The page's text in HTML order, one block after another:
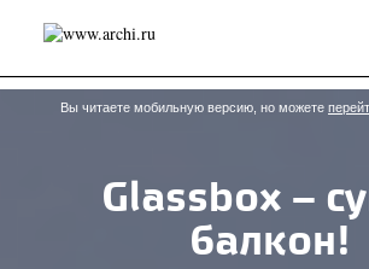
Россия Мир Технологии Интерьер
Проекты
Конкурсы События Книги
send.project Анонсы конкурсов
Интервью Исследование
Результаты
Вы читаете мобильную версию, но можете
Glassbox –
балкон!